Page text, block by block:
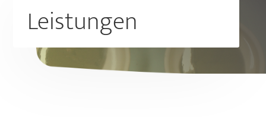
Leistungen